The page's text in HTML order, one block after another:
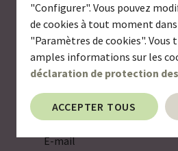
"Configurer". Vous pouvez
de cookies à tout moment dans
"Paramètres de cookies". Vous
amples informations sur les
déclaration de protection
ACCEPTER TOUS
Voulez-vous être informé(e)
provenance du monde des
vous à notre newsletter pour
nouvelles intéressantes sur les
les oligoéléments et d’autres
précieuses telles que les acides
les extraits de
E-mail